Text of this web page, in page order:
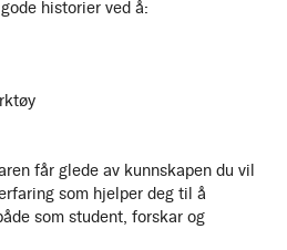
historier ved å:
får glede av kunnskapen du vil
som hjelper deg til å
som student, forskar og